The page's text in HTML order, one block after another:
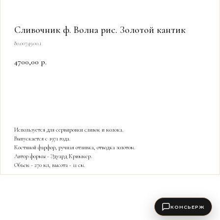
КОНСЬЕРЖ
Сливочник ф. Волна рис. Золотой кантик
80.00749.00.1
4700,00 р.
Используется для сервировки сливок и молока.
Выпускается с 1971 года.
Костяной фарфор, ручная отливка, отводка золотом.
Автор формы - Эдуард Криммер.
Объем - 270 мл, высота - 11 см.